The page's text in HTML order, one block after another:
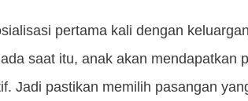
pertama kali dengan
saat itu, anak akan mendapatkan
Jadi pastikan memilih pasangan